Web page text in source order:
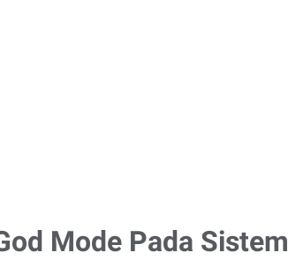
Mode Pada Sistem